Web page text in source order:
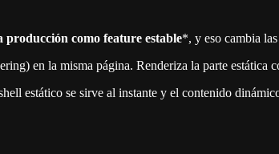
producción como feature estable*, y eso cambia
en la misma página. Renderiza la parte
estático se sirve al instante y el contenido